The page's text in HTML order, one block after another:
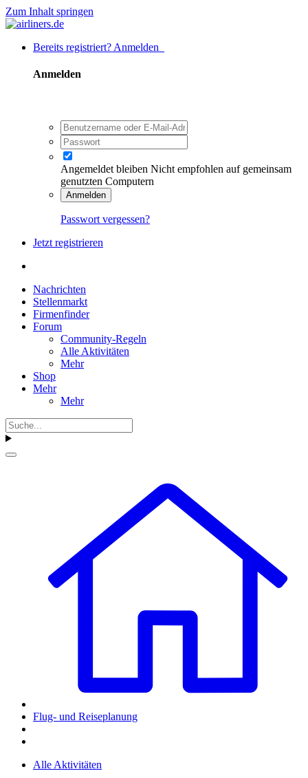
Zum Inhalt springen
Bereits registriert? Anmelden
Anmelden
Angemeldet bleiben Nicht empfohlen auf gemeinsam
genutzten Computern
Anmelden
Passwort vergessen?
Jetzt registrieren
Nachrichten
Stellenmarkt
Firmenfinder
Forum
Community-Regeln
Alle Aktivitäten
Mehr
Shop
Mehr
Mehr
Flug- und Reiseplanung
Alle Aktivitäten